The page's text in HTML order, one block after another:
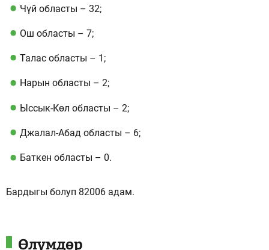
Чүй областы – 32;
Ош областы – 7;
Талас областы – 1;
Нарын областы – 2;
Ыссык-Көл областы – 2;
Джалал-Абад областы – 6;
Баткен областы – 0.
Бардыгы болуп 82006 адам.
Өлүмдөр